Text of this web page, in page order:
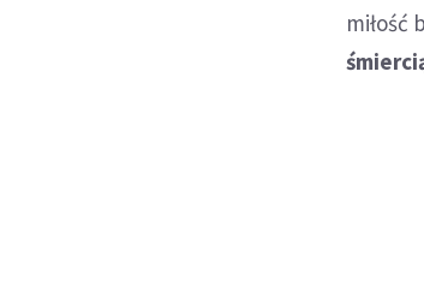
miłość